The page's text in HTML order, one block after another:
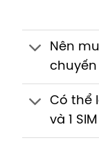
Nên
chuyến
Có thể
và 1